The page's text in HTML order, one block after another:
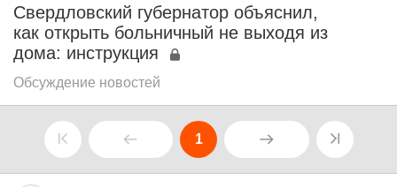
Свердловский губернатор объяснил,
как открыть больничный не выходя из
дома: инструкция
Обсуждение новостей
1